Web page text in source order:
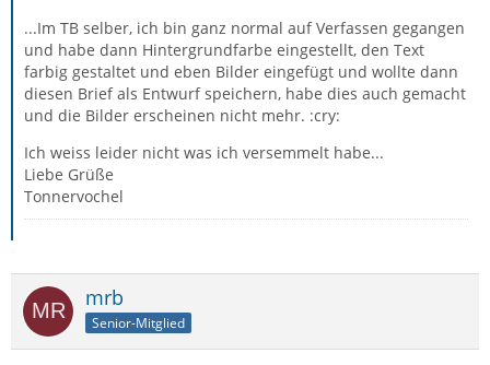
...Im TB selber, ich bin ganz normal auf Verfassen gegangen
und habe dann Hintergrundfarbe eingestellt, den Text
farbig gestaltet und eben Bilder eingefügt und wollte dann
diesen Brief als Entwurf speichern, habe dies auch gemacht
und die Bilder erscheinen nicht mehr. :cry:
Ich weiss leider nicht was ich versemmelt habe...
Liebe Grüße
Tonnervochel
mrb
Senior-Mitglied